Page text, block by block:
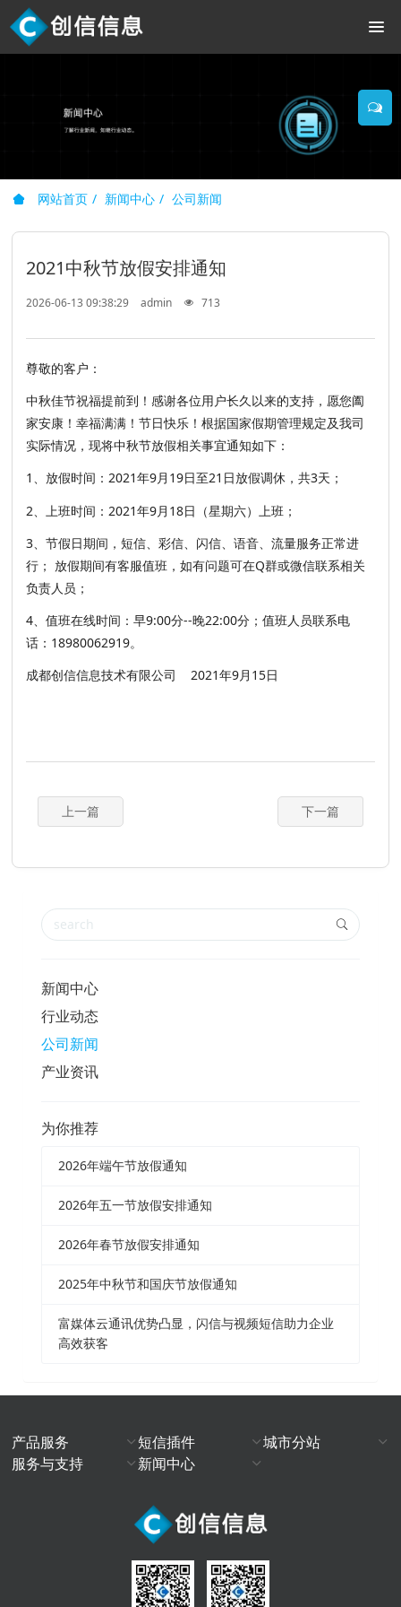
网站首页 新闻中心 公司新闻
2021中秋节放假安排通知
2026-06-13 09:38:29 admin 713
尊敬的客户：
中秋佳节祝福提前到！感谢各位用户长久以来的支持，愿您阖
家安康！幸福满满！节日快乐！根据国家假期管理规定及我司
实际情况，现将中秋节放假相关事宜通知如下：
1、放假时间：2021年9月19日至21日放假调休，共3天；
2、上班时间： 2021年9月18日（星期六）上班 ；
3、节假日期间，短信、彩信、闪信、语音、流量服务正常进
行； 放假期间有客服值班，如有问题可在Q群或微信联系相关
负责人员；
4、值班在线时间：早9:00分--晚22:00分；值班人员联系电
话：18980062919。
成都创信信息技术有限公司 2021年9月15日
上一篇 下一篇
新闻中心
行业动态
公司新闻
产业资讯
为你推荐
2026年端午节放假通知
2026年五一节放假安排通知
2026年春节放假安排通知
2025年中秋节和国庆节放假通知
富媒体云通讯优势凸显，闪信与视频短信助力企业
高效获客
产品服务 短信插件
城市分站
服务与支持
新闻中心